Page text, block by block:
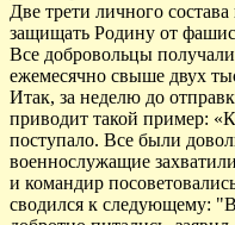
Две трети личного
защищать Родину от
Все добровольцы
ежемесячно свыше двух
Итак, за неделю до
приводит такой пример:
поступало. Все были
военнослужащие
и командир
сводился к следующему: